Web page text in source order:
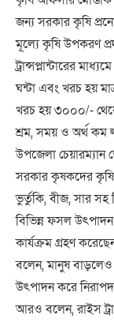
জন্য সরকার কৃষি
মূল্যে কৃষি উপকরণ
ট্রান্সপ্লান্টারের
ঘন্টা এবং খরচ হয়
খরচ হয় ৩০০০/-
শ্রম, সময় ও অর্থ কম
উপজেলা
সরকার কৃষকদের কৃষি
ভুর্তুকি, বীজ, সার সহ
বিভিন্ন ফসল উৎপাদন
কার্যক্রম গ্রহণ
বলেন, মানুষ
উৎপাদন করে
আরও বলেন, রাইস